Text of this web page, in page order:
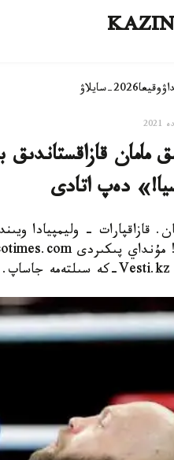
وقيعا2026-سايلاۋ
مامان
دەپ اتادى
قازاقپارات - وليمپيادا